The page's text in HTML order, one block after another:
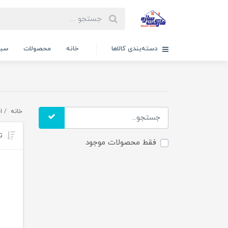
دسته‌بندی کالاها خانه محصولات
فقط محصولات موجود
خانه